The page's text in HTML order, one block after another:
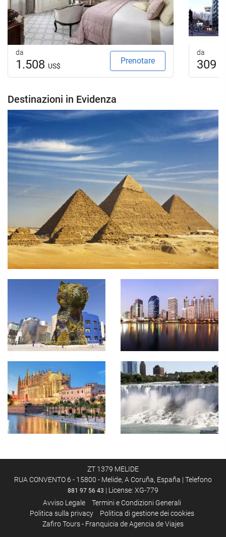
da
1.508 US$
Prenotare
da
309
Destinazioni in Evidenza
ZT 1379 MELIDE
RUA CONVENTO 6 - 15800 - Melide, A Coruña, España | Telefono
881 97 56 43 | License: XG-779
Avviso Legale
Termini e Condizioni Generali
Politica sulla privacy
Politica di gestione dei cookies
Zafiro Tours - Franquicia de Agencia de Viajes